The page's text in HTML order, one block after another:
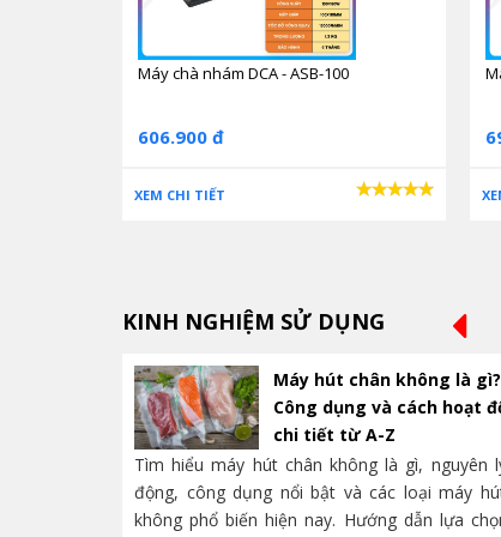
Máy chà nhám DCA - ASB-100
606.900 đ
XEM CHI TIẾT
KINH NGHIỆM SỬ DỤNG
Máy hút chân không là gì?
Công dụng và cách hoạt
chi tiết từ A-Z
Tìm hiểu máy hút chân không là gì, nguyên
động, công dụng nổi bật và các loại máy
không phổ biến hiện nay. Hướng dẫn lựa